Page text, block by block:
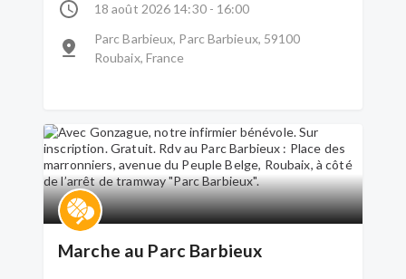
18 août 2026 14:30 - 16:00
Parc Barbieux, Parc Barbieux, 59100
Roubaix, France
Marche au Parc Barbieux